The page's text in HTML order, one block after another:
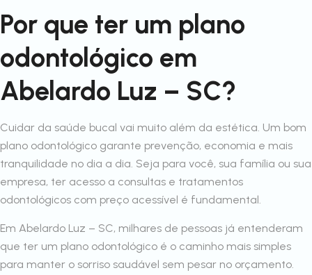
Por que ter um plano
odontológico em
Abelardo Luz – SC?
Cuidar da saúde bucal vai muito além da estética. Um bom
plano odontológico garante prevenção, economia e mais
tranquilidade no dia a dia. Seja para você, sua família ou sua
empresa, ter acesso a consultas e tratamentos
odontológicos com preço acessível é fundamental.
Em Abelardo Luz – SC, milhares de pessoas já entenderam
que ter um plano odontológico é o caminho mais simples
para manter o sorriso saudável sem pesar no orçamento.